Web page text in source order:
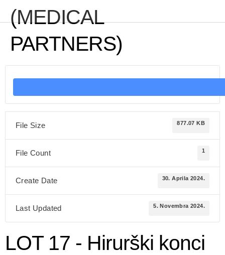
(MEDICAL
PARTNERS)
File Size 877.07 KB
File Count 1
Create Date 30. Aprila 2024.
Last Updated 5. Novembra 2024.
LOT 17 - Hirurški konci